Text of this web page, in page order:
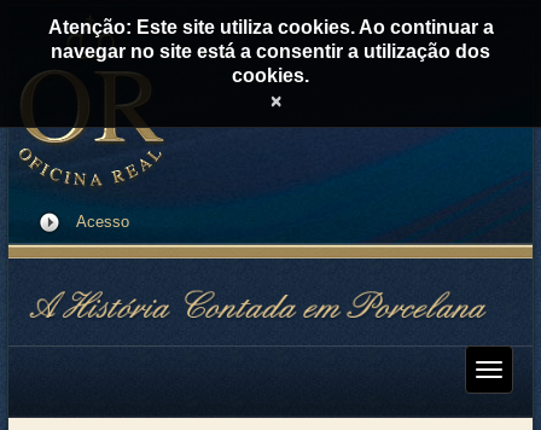
Acesso
Atenção: Este site utiliza cookies. Ao continuar a
navegar no site está a consentir a utilização dos
cookies.
×